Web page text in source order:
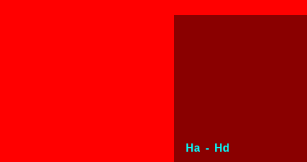
Ha - Hd